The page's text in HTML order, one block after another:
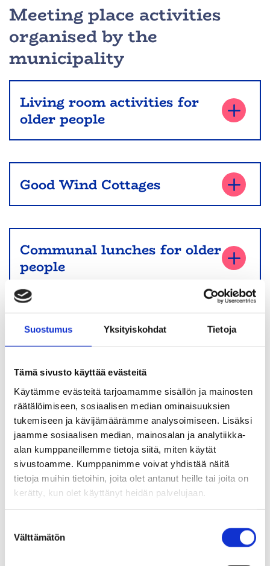
Suostumus Yksityiskohdat Tietoja
Tämä sivusto käyttää evästeitä
Käytämme evästeitä tarjoamamme sisällön ja mainosten
räätälöimiseen, sosiaalisen median ominaisuuksien
tukemiseen ja kävijämäärämme analysoimiseen. Lisäksi
jaamme sosiaalisen median, mainosalan ja analytiikka-
alan kumppaneillemme tietoja siitä, miten käytät
sivustoamme. Kumppanimme voivat yhdistää näitä
tietoja muihin tietoihin, joita olet antanut heille tai joita on
kerätty, kun olet käyttänyt heidän palvelujaan.
Välttämätön
Meeting place activities
organised by the
municipality
Living room activities for
older people
Good Wind Cottages
Communal lunches for older
people
Meeting place activities
organised by pensioners’
associations
Tuusula has many active pensioners’
associations that organise a wide range of
activities for retired people. It is easy to get
involved in the activities of these associations by
contacting them.
Tämä sisältö on käännetty tekoälyllä